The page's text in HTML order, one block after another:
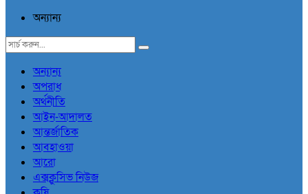
অন্যান্য
অন্যান্য
অপরাধ
অর্থনীতি
আইন-আদালত
আন্তর্জাতিক
আবহাওয়া
আরো
এক্সক্লুসিভ নিউজ